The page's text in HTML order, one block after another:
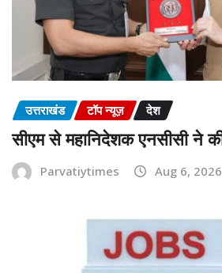
उत्तराखंड टॉप न्यूज़ देश
सीएम से महानिदेशक एनसीसी ने
Parvatiytimes Aug 6, 2026